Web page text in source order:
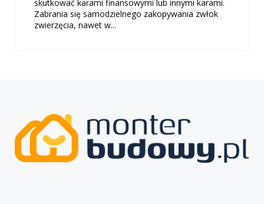
skutkować karami finansowymi lub innymi karami.
Zabrania się samodzielnego zakopywania zwłok
zwierzęcia, nawet w...